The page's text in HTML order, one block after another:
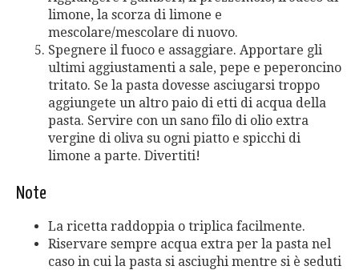
limone, la scorza di limone e
mescolare/mescolare di nuovo.
Spegnere il fuoco e assaggiare. Apportare gli
ultimi aggiustamenti a sale, pepe e peperoncino
tritato. Se la pasta dovesse asciugarsi troppo
aggiungete un altro paio di etti di acqua della
pasta. Servire con un sano filo di olio extra
vergine di oliva su ogni piatto e spicchi di
limone a parte. Divertiti!
Note
La ricetta raddoppia o triplica facilmente.
Riservare sempre acqua extra per la pasta nel
caso in cui la pasta si asciughi mentre si è seduti